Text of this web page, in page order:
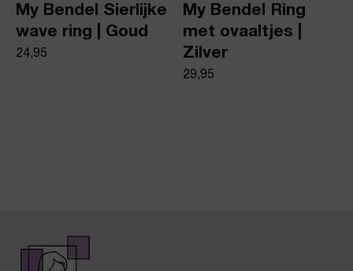
My Bendel Sierlijke
wave ring | Goud
24,95
My Bendel Ring
met ovaaltjes |
Zilver
29,95